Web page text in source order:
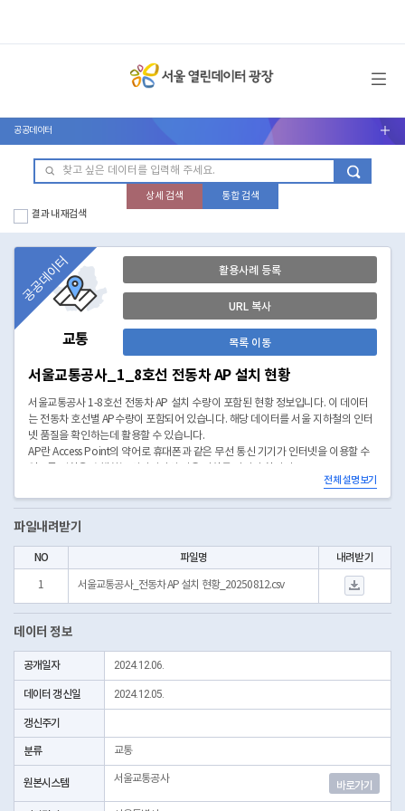
메뉴 열기
공공데이터 서브메뉴 열기
상세 검색
통합 검색
결과 내 재검색
교통
공공데이터 활용사례 등록
URL 복사
목록 이동
서울교통공사_1_8호선 전동차 AP 설치 현황
서울교통공사 1-8호선 전동차 AP 설치 수량이 포함된 현황 정보입니다. 이 데이터
는 전동차 호선별 AP수량이 포함되어 있습니다. 해당 데이터를 서울 지하철의 인터
넷 품질을 확인하는데 활용할 수 있습니다.
AP란 Access Point의 약어로 휴대폰과 같은 무선 통신 기기가 인터넷을 이용할 수
로 서비스 중)
전체 설명보기
파일내려받기
NO 파일명 내려받기
1 서울교통공사_전동차 AP 설치 현황_20250812.csv
서울교통공사_전동
데이터 정보
공개일자 2024.12.06.
데이터 갱신일 2024.12.05.
갱신주기
분류 교통
원본시스템 서울교통공사
바로가기